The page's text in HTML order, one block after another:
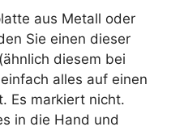
aus Metall oder
Sie einen dieser
diesem bei
alles auf einen
Es markiert nicht.
in die Hand und